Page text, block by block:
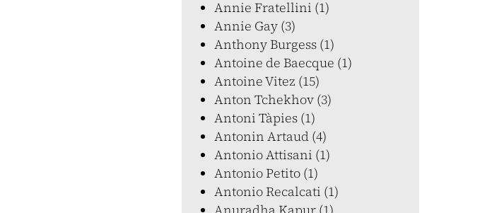
Annie Fratellini (1)
Annie Gay (3)
Anthony Burgess (1)
Antoine de Baecque (1)
Antoine Vitez (15)
Anton Tchekhov (3)
Antoni Tàpies (1)
Antonin Artaud (4)
Antonio Attisani (1)
Antonio Petito (1)
Antonio Recalcati (1)